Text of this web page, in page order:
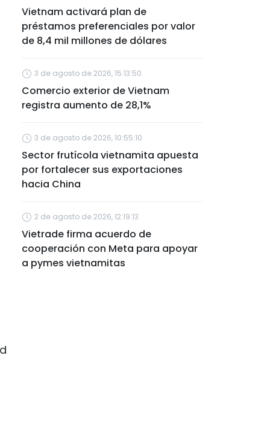
Vietnam activará plan de
préstamos preferenciales por valor
de 8,4 mil millones de dólares
3 de agosto de 2026, 15:13:50
Comercio exterior de Vietnam
registra aumento de 28,1%
3 de agosto de 2026, 10:55:10
Sector frutícola vietnamita apuesta
por fortalecer sus exportaciones
hacia China
2 de agosto de 2026, 12:19:13
Vietrade firma acuerdo de
cooperación con Meta para apoyar
a pymes vietnamitas